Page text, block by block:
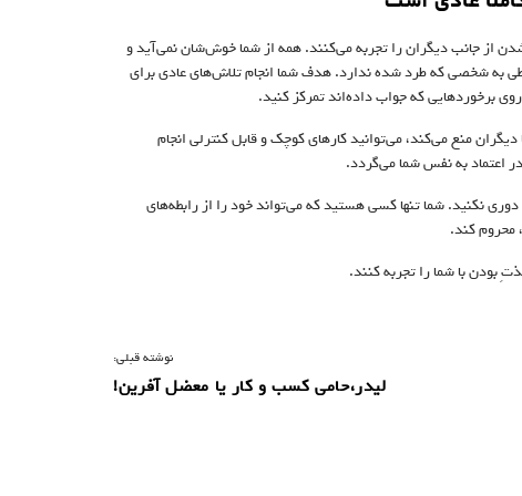
از جانب دیگران را تجربه می‌کنند. همه از شما خوش‌شان نمی‌آید و
به شخصی که طرد شده ندارد. هدف شما انجام تلاش‌های عادی برای
برخورد‌هایی که جواب داده‌اند تمرکز کنید.
منع می‌کند، می‌توانید کارهای کوچک و قابل کنترلی انجام
اعتماد‌ به نفس شما می‌گردد.
نکنید. شما تنها کسی هستید که می‌تواند خود را از رابطه‌های
محروم کند.
بودن با شما را تجربه کنند.
نوشته قبلی:
لیدر،حامی کسب و کار یا معضل آفرین!